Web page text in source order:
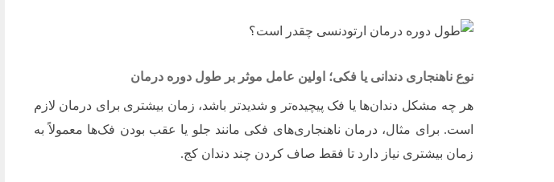
نوع ناهنجاری دندانی یا فکی؛ اولین عامل موثر بر طول دوره درمان
هر چه مشکل دندان‌ها یا فک پیچیده‌تر و شدیدتر باشد، زمان بیشتری برای درمان لازم
است. برای مثال، درمان ناهنجاری‌های فکی مانند جلو یا عقب بودن فک‌ها معمولاً به
زمان بیشتری نیاز دارد تا فقط صاف کردن چند دندان کج.